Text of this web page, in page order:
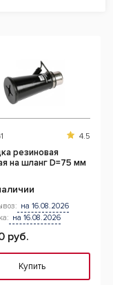
4.5
резиновая
на шланг D=75 мм
на 16.08.2026
на 16.08.2026
руб.
Купить